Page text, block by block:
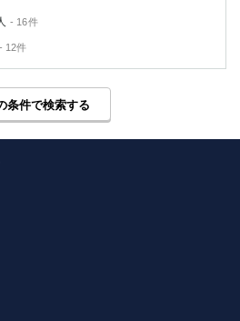
- 16件
- 12件
条件で検索する